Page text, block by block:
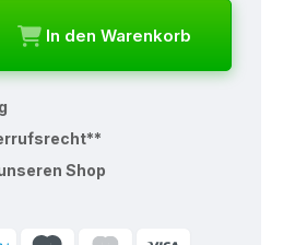
Gib den
In den Warenkorb
Shop